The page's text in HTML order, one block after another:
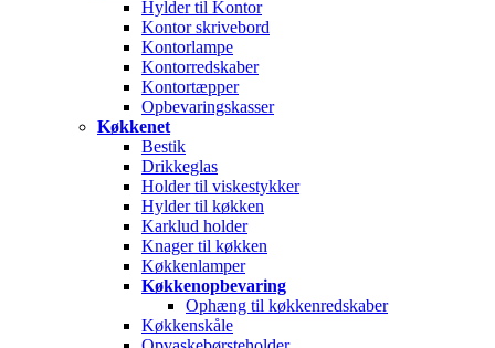
Hylder til Kontor
Kontor skrivebord
Kontorlampe
Kontorredskaber
Kontortæpper
Opbevaringskasser
Køkkenet
Bestik
Drikkeglas
Holder til viskestykker
Hylder til køkken
Karklud holder
Knager til køkken
Køkkenlamper
Køkkenopbevaring
Ophæng til køkkenredskaber
Køkkenskåle